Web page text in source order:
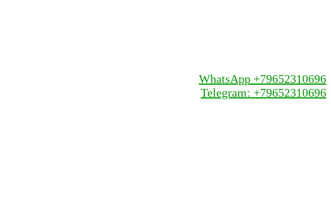
WhatsApp +79652310696
Telegram: +79652310696